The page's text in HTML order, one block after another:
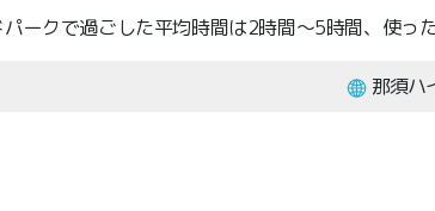
ークで過ごした平均時間は2時間～5時間、使
那須ハ